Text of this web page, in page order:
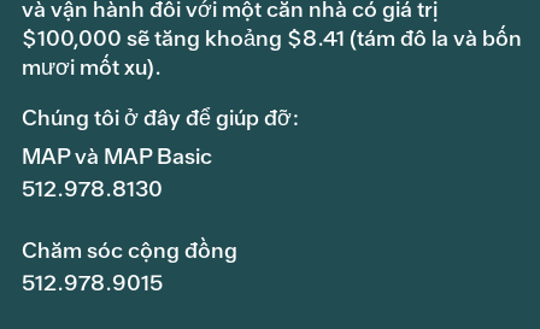
và vận hành đối với một căn nhà có giá trị
$100,000 sẽ tăng khoảng $8.41 (tám đô la và bốn
mươi mốt xu).
Chúng tôi ở đây để giúp đỡ:
MAP và MAP Basic
512.978.8130
Chăm sóc cộng đồng
512.978.9015